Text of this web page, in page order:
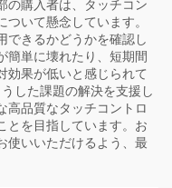
の購入者は、タッチコン
いて懸念しています。
できるかどうかを確認し
簡単に壊れたり、短期間
効果が低いと感じられて
した課題の解決を支援し
高品質なタッチコントロ
とを目指しています。お
使いいただけるよう、最